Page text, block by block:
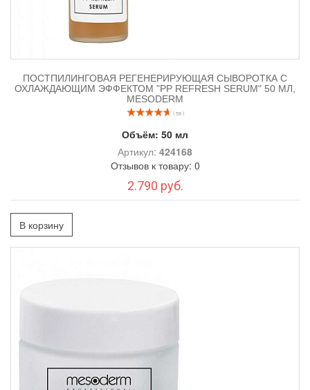
ПОСТПИЛИНГОВАЯ РЕГЕНЕРИРУЮЩАЯ СЫВОРОТКА С
ОХЛАЖДАЮЩИМ ЭФФЕКТОМ "PP REFRESH SERUM" 50 МЛ,
MESODERM
( 59 )
Объём: 50 мл
Артикул: 424168
Отзывов к товару: 0
2.790 руб.
В корзину